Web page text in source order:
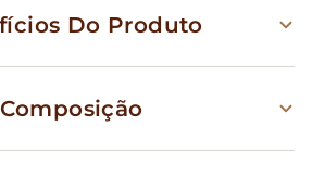
Do Produto
Composição